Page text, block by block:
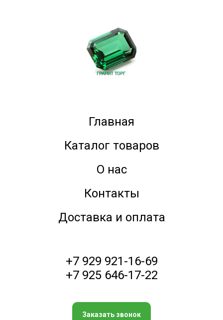
Главная
Каталог товаров
О нас
Контакты
Доставка и оплата
+7 929 921-16-69
+7 925 646-17-22
Заказать звонок